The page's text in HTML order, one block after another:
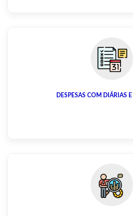
DESPESAS COM DIÁRIAS E